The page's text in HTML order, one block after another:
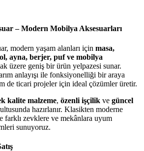
– Modern Mobilya Aksesuarları
modern yaşam alanları için masa,
ayna, berjer, puf ve mobilya
üzere geniş bir ürün yelpazesi sunar.
anlayışı ile fonksiyonelliği bir araya
de ticari projeler için ideal çözümler üretir.
kalite malzeme, özenli işçilik ve güncel
hazırlanır. Klasikten moderne
farklı zevklere ve mekânlara uyum
sunuyoruz.